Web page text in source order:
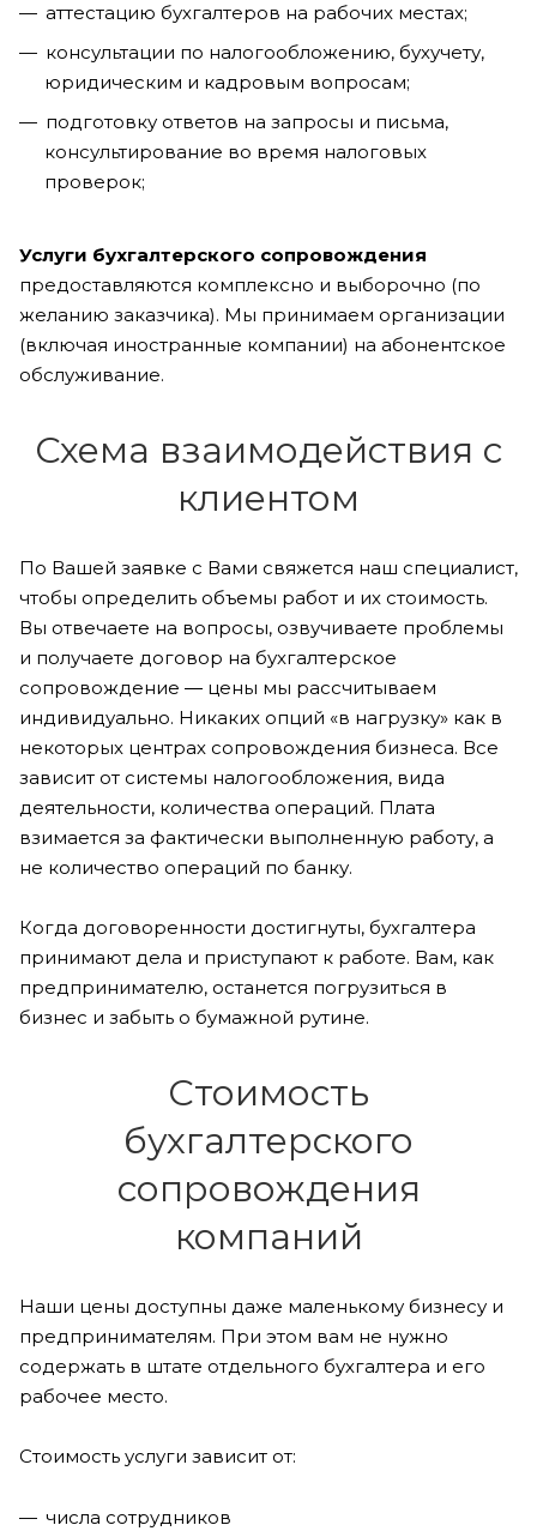
аттестацию бухгалтеров на рабочих местах;
консультации по налогообложению, бухучету,
юридическим и кадровым вопросам;
подготовку ответов на запросы и письма,
консультирование во время налоговых
проверок;
Услуги бухгалтерского сопровождения
предоставляются комплексно и выборочно (по
желанию заказчика). Мы принимаем организации
(включая иностранные компании) на абонентское
обслуживание.
Схема взаимодействия с
клиентом
По Вашей заявке с Вами свяжется наш специалист,
чтобы определить объемы работ и их стоимость.
Вы отвечаете на вопросы, озвучиваете проблемы
и получаете договор на бухгалтерское
сопровождение ― цены мы рассчитываем
индивидуально. Никаких опций «в нагрузку» как в
некоторых центрах сопровождения бизнеса. Все
зависит от системы налогообложения, вида
деятельности, количества операций. Плата
взимается за фактически выполненную работу, а
не количество операций по банку.
Когда договоренности достигнуты, бухгалтера
принимают дела и приступают к работе. Вам, как
предпринимателю, останется погрузиться в
бизнес и забыть о бумажной рутине.
Стоимость
бухгалтерского
сопровождения
компаний
Наши цены доступны даже маленькому бизнесу и
предпринимателям. При этом вам не нужно
содержать в штате отдельного бухгалтера и его
рабочее место.
Стоимость услуги зависит от:
числа сотрудников